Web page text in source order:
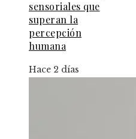
sensoriales que
superan la
percepción
humana
Hace 2 días